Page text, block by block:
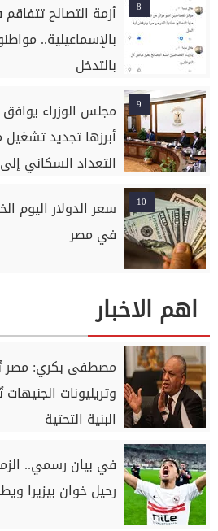
8
أزمة التصالح
بالإسماعيلية..
بالتدخل
9
أبرزها تجديد
التعداد السكاني إلى 2028
10
في مصر
اهم الاخبار
مصطفى بكري: مصر
وتريليونات
البنية التحتية
في بيان رسمي..
رحيل خوان بيزيرا